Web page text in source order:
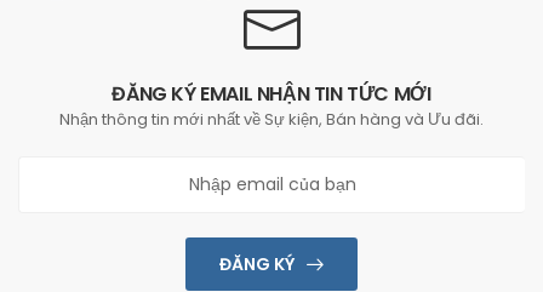
ĐĂNG KÝ EMAIL NHẬN TIN TỨC MỚI
Nhận thông tin mới nhất về Sự kiện, Bán hàng và Ưu đãi.
ĐĂNG KÝ